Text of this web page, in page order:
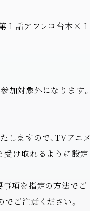
１話アフレコ台本×１
加対象外になります。
ますので、TVアニメ
け取れるように設定
事項を指定の方法でご
ご注意ください。